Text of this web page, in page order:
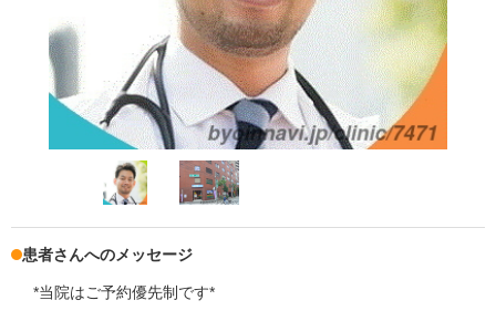
患者さんへのメッセージ
*当院はご予約優先制です*